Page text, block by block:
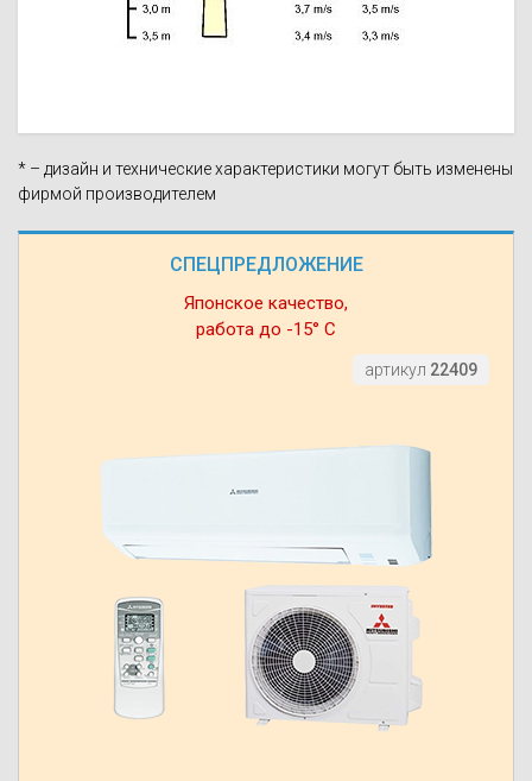
СПЕЦПРЕДЛОЖЕНИЕ
Японское качество,
работа до -15° С
артикул 22409
* – дизайн и технические характеристики могут быть изменены
фирмой производителем